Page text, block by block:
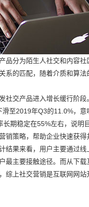
品分为陌生人社交和内容
系的匹配，随着介质和算
社交产品进入增长缓行阶
至2019年Q3的11.0%，
期稳定在55%左右，说
策略，帮助企业快速获得
结果来看，用户主要通过
最主要接触途径。而从下
综上社交营销是互联网网